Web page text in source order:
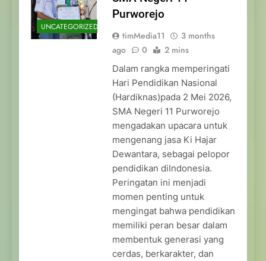
UNCATEGORIZED
Purworejo
timMedia11
3 months
ago
0 2 mins
Dalam rangka memperingati
Hari Pendidikan Nasional
(Hardiknas)pada 2 Mei 2026,
SMA Negeri 11 Purworejo
mengadakan upacara untuk
mengenang jasa Ki Hajar
Dewantara, sebagai pelopor
pendidikan diIndonesia.
Peringatan ini menjadi
momen penting untuk
mengingat bahwa pendidikan
memiliki peran besar dalam
membentuk generasi yang
cerdas, berkarakter, dan